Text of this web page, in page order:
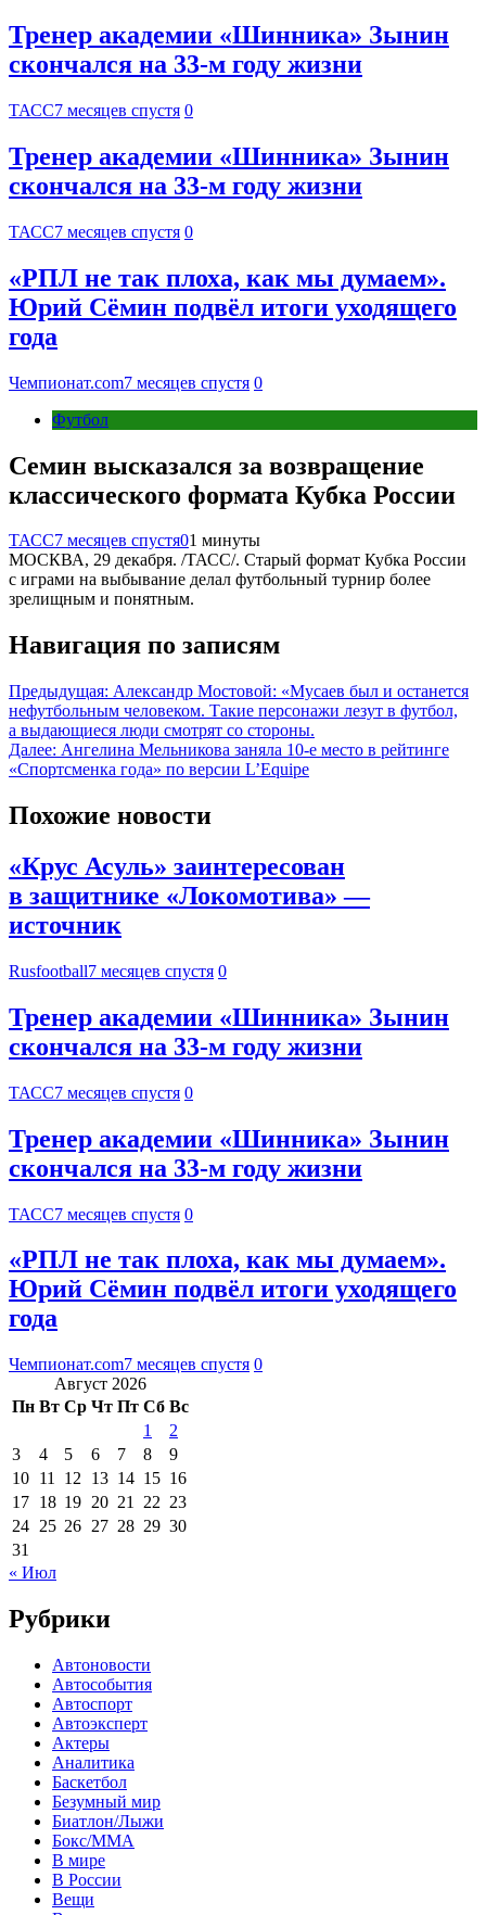
Тренер академии «Шинника» Зынин
скончался на 33-м году жизни
ТАСС7 месяцев спустя 0
Тренер академии «Шинника» Зынин
скончался на 33-м году жизни
ТАСС7 месяцев спустя 0
«РПЛ не так плоха, как мы думаем».
Юрий Сёмин подвёл итоги уходящего
года
Чемпионат.com7 месяцев спустя 0
Футбол
Семин высказался за возвращение
классического формата Кубка России
ТАСС7 месяцев спустя01 минуты
МОСКВА, 29 декабря. /ТАСС/. Старый формат Кубка России
с играми на выбывание делал футбольный турнир более
зрелищным и понятным.
Навигация по записям
Предыдущая: Александр Мостовой: «Мусаев был и останется
нефутбольным человеком. Такие персонажи лезут в футбол,
а выдающиеся люди смотрят со стороны.
Далее: Ангелина Мельникова заняла 10-е место в рейтинге
«Спортсменка года» по версии L’Equipe
Похожие новости
«Крус Асуль» заинтересован
в защитнике «Локомотива» —
источник
Rusfootball7 месяцев спустя 0
Тренер академии «Шинника» Зынин
скончался на 33-м году жизни
ТАСС7 месяцев спустя 0
Тренер академии «Шинника» Зынин
скончался на 33-м году жизни
ТАСС7 месяцев спустя 0
«РПЛ не так плоха, как мы думаем».
Юрий Сёмин подвёл итоги уходящего
года
Чемпионат.com7 месяцев спустя 0
Август 2026
Пн Вт Ср Чт Пт Сб Вс
1
2
3
4 5 6 7 8
9
10 11 12 13 14 15 16
17 18 19 20 21 22 23
24 25 26 27 28 29 30
31
« Июл
Рубрики
Автоновости
Автособытия
Автоспорт
Автоэксперт
Актеры
Аналитика
Баскетбол
Безумный мир
Биатлон/Лыжи
Бокс/MMA
В мире
В России
Вещи